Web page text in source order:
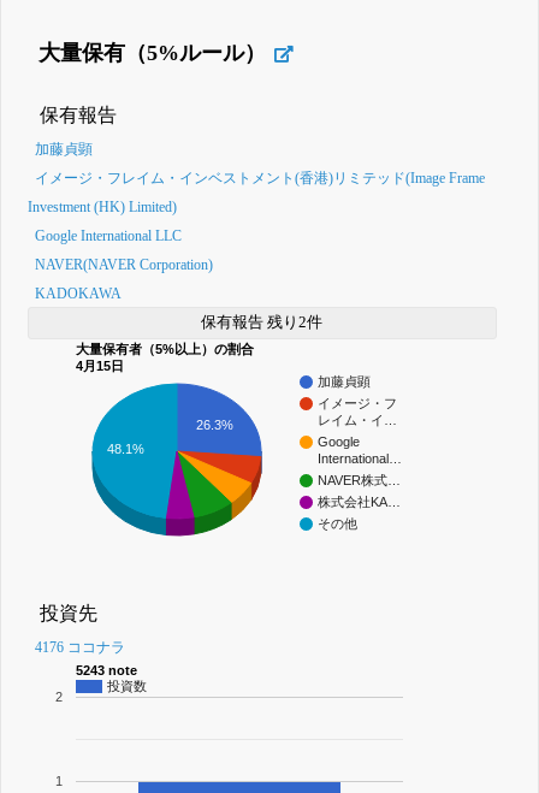
大量保有（5%ルール）
保有報告
加藤貞顕
イメージ・フレイム・インベストメント(香港)リミテッド(Image Frame
Investment (HK) Limited)
Google International LLC
NAVER(NAVER Corporation)
KADOKAWA
保有報告 残り2件
大量保有者（5%以上）の割合
4月15日
加藤貞顕
イメージ・フ
レイム・イ…
Google
International…
NAVER株式…
株式会社KA…
その他
26.3%
48.1%
投資先
4176 ココナラ
5243 note
投資数
1
2